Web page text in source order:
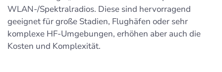
WLAN-/Spektralradios. Diese sind hervorragend
geeignet für große Stadien, Flughäfen oder sehr
komplexe HF-Umgebungen, erhöhen aber auch die
Kosten und Komplexität.